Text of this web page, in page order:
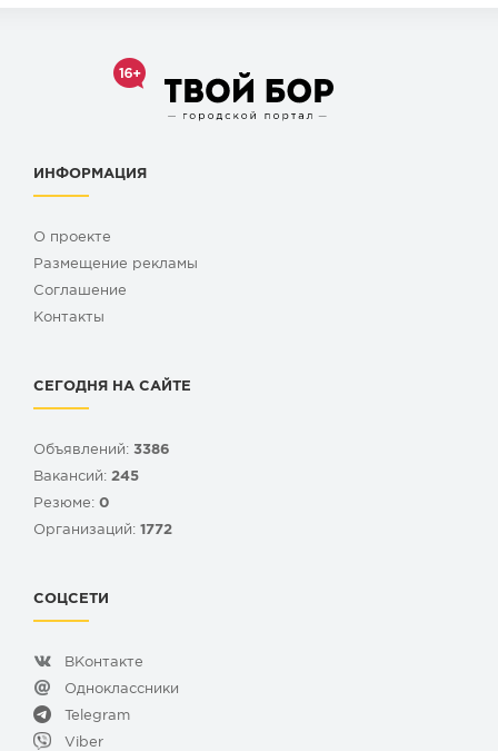
ИНФОРМАЦИЯ
О проекте
Размещение рекламы
Cоглашение
Контакты
СЕГОДНЯ НА САЙТЕ
Объявлений: 3386
Вакансий: 245
Резюме: 0
Организаций: 1772
СОЦСЕТИ
ВКонтакте
Одноклассники
Telegram
Viber